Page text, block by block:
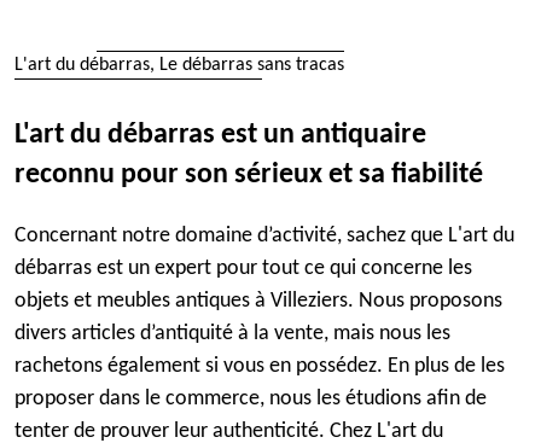
L'art du débarras, Le débarras sans tracas
L'art du débarras est un antiquaire
reconnu pour son sérieux et sa fiabilité
Concernant notre domaine d’activité, sachez que L'art du
débarras est un expert pour tout ce qui concerne les
objets et meubles antiques à Villeziers. Nous proposons
divers articles d’antiquité à la vente, mais nous les
rachetons également si vous en possédez. En plus de les
proposer dans le commerce, nous les étudions afin de
tenter de prouver leur authenticité. Chez L'art du